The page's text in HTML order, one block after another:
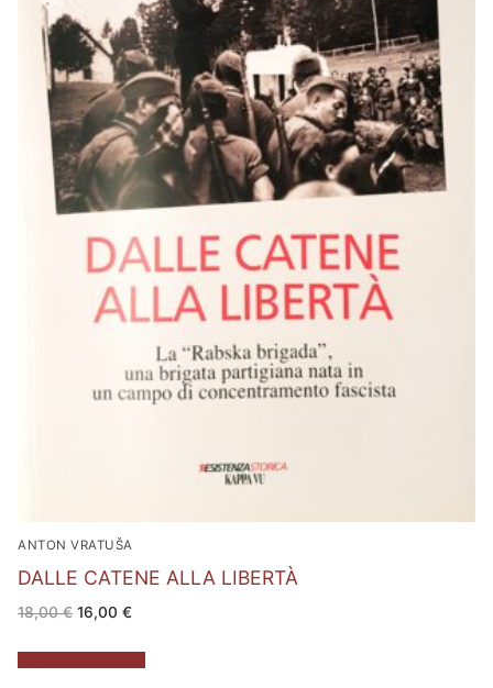
ANTON VRATUŠA
DALLE CATENE ALLA LIBERTÀ
18,00€ Il
prezzo
era:
18,00 €.
16,00 €Il
è:
16,00 €.